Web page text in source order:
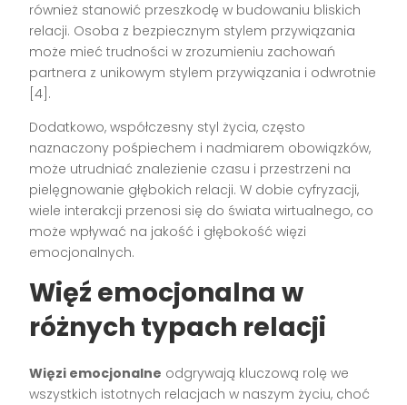
również stanowić przeszkodę w budowaniu bliskich
relacji. Osoba z bezpiecznym stylem przywiązania
może mieć trudności w zrozumieniu zachowań
partnera z unikowym stylem przywiązania i odwrotnie
[4].
Dodatkowo, współczesny styl życia, często
naznaczony pośpiechem i nadmiarem obowiązków,
może utrudniać znalezienie czasu i przestrzeni na
pielęgnowanie głębokich relacji. W dobie cyfryzacji,
wiele interakcji przenosi się do świata wirtualnego, co
może wpływać na jakość i głębokość więzi
emocjonalnych.
Więź emocjonalna w
różnych typach relacji
Więzi emocjonalne odgrywają kluczową rolę we
wszystkich istotnych relacjach w naszym życiu, choć